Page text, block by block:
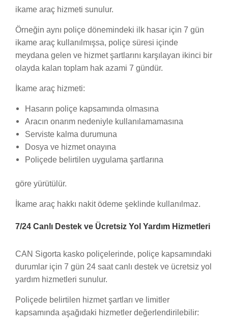
ikame araç hizmeti sunulur.
Örneğin aynı poliçe dönemindeki ilk hasar için 7 gün
ikame araç kullanılmışsa, poliçe süresi içinde
meydana gelen ve hizmet şartlarını karşılayan ikinci bir
olayda kalan toplam hak azami 7 gündür.
İkame araç hizmeti:
Hasarın poliçe kapsamında olmasına
Aracın onarım nedeniyle kullanılamamasına
Serviste kalma durumuna
Dosya ve hizmet onayına
Poliçede belirtilen uygulama şartlarına
göre yürütülür.
İkame araç hakkı nakit ödeme şeklinde kullanılmaz.
7/24 Canlı Destek ve Ücretsiz Yol Yardım Hizmetleri
CAN Sigorta kasko poliçelerinde, poliçe kapsamındaki
durumlar için 7 gün 24 saat canlı destek ve ücretsiz yol
yardım hizmetleri sunulur.
Poliçede belirtilen hizmet şartları ve limitler
kapsamında aşağıdaki hizmetler değerlendirilebilir: